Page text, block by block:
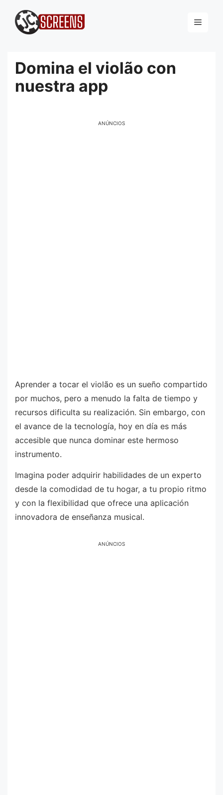
para
Menu
Domina el violão con
nuestra app
ANÚNCIOS
Aprender a tocar el violão es un sueño compartido
por muchos, pero a menudo la falta de tiempo y
recursos dificulta su realización. Sin embargo, con
el avance de la tecnología, hoy en día es más
accesible que nunca dominar este hermoso
instrumento.
Imagina poder adquirir habilidades de un experto
desde la comodidad de tu hogar, a tu propio ritmo
y con la flexibilidad que ofrece una aplicación
innovadora de enseñanza musical.
ANÚNCIOS